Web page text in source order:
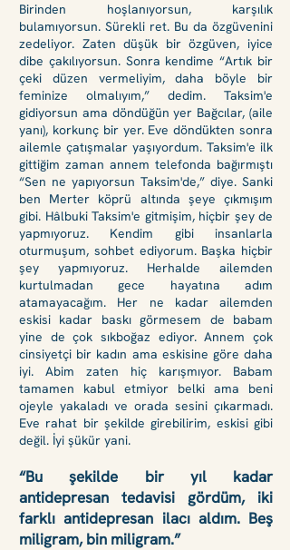
Birinden hoşlanıyorsun, karşılık
bulamıyorsun. Sürekli ret. Bu da özgüvenini
zedeliyor. Zaten düşük bir özgüven, iyice
dibe çakılıyorsun. Sonra kendime “Artık bir
çeki düzen vermeliyim, daha böyle bir
feminize olmalıyım,” dedim. Taksim'e
gidiyorsun ama döndüğün yer Bağcılar, (aile
yanı), korkunç bir yer. Eve döndükten sonra
ailemle çatışmalar yaşıyordum. Taksim'e ilk
gittiğim zaman annem telefonda bağırmıştı
“Sen ne yapıyorsun Taksim'de,” diye. Sanki
ben Merter köprü altında şeye çıkmışım
gibi. Hâlbuki Taksim'e gitmişim, hiçbir şey de
yapmıyoruz. Kendim gibi insanlarla
oturmuşum, sohbet ediyorum. Başka hiçbir
şey yapmıyoruz. Herhalde ailemden
kurtulmadan gece hayatına adım
atamayacağım. Her ne kadar ailemden
eskisi kadar baskı görmesem de babam
yine de çok sıkboğaz ediyor. Annem çok
cinsiyetçi bir kadın ama eskisine göre daha
iyi. Abim zaten hiç karışmıyor. Babam
tamamen kabul etmiyor belki ama beni
ojeyle yakaladı ve orada sesini çıkarmadı.
Eve rahat bir şekilde girebilirim, eskisi gibi
değil. İyi şükür yani.
“Bu şekilde bir yıl kadar
antidepresan tedavisi gördüm, iki
farklı antidepresan ilacı aldım. Beş
miligram, bin miligram.”